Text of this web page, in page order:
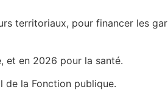
territoriaux, pour financer les
et en 2026 pour la santé.
de la Fonction publique.